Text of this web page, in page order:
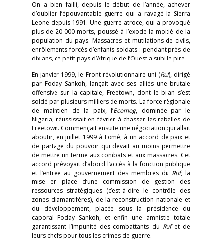
On a bien failli, depuis le début de l’année, achever
d’oublier l’épouvantable guerre qui a ravagé la Sierra
Leone depuis 1991. Une guerre atroce, qui a provoqué
plus de 20 000 morts, poussé à l’exode la moitié de la
population du pays. Massacres et mutilations de civils,
enrôlements forcés d’enfants soldats : pendant près de
dix ans, ce petit pays d’Afrique de l’Ouest a subi le pire.
En janvier 1999, le Front révolutionnaire uni (Ruf), dirigé
par Foday Sankoh, lançait avec ses alliés une brutale
offensive sur la capitale, Freetown, dont le bilan s’est
soldé par plusieurs milliers de morts. La force régionale
de maintien de la paix, l’Ecomog, dominée par le
Nigeria, réussissait en février à chasser les rebelles de
Freetown. Commençait ensuite une négociation qui allait
aboutir, en juillet 1999 à Lomé, à un accord de paix et
de partage du pouvoir qui devait au moins permettre
de mettre un terme aux combats et aux massacres. Cet
accord prévoyait d’abord l’accès à la fonction publique
et l’entrée au gouvernement des membres du Ruf, la
mise en place d’une commission de gestion des
ressources stratégiques (c’est-à-dire le contrôle des
zones diamantifères), de la reconstruction nationale et
du développement, placée sous la présidence du
caporal Foday Sankoh, et enfin une amnistie totale
garantissant l’impunité des combattants du Rufet de
leurs chefs pour tous les crimes de guerre.